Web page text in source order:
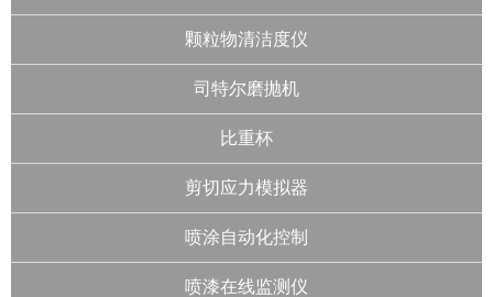
颗粒物清洁度仪
司特尔磨抛机
比重杯
剪切应力模拟器
喷涂自动化控制
喷漆在线监测仪